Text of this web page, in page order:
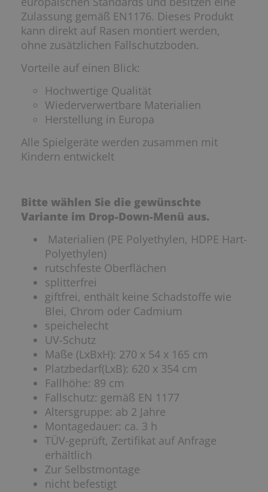
Zulassung gemäß EN1176. Dieses Produkt
kann direkt auf Rasen montiert werden,
ohne zusätzlichen Fallschutzboden.
Vorteile auf einen Blick:
Hochwertige Qualität
Wiederverwertbare Materialien
Herstellung in Europa
Alle Spielgeräte werden zusammen mit
Kindern entwickelt
Bitte wählen Sie die gewünschte
Variante im Drop-Down-Menü aus.
Materialien (PE Polyethylen, HDPE Hart-
Polyethylen)
rutschfeste Oberflächen
splitterfrei
giftfrei, enthält keine Schadstoffe wie
Blei, Chrom oder Cadmium
speichelecht
UV-Schutz
Maße (LxBxH): 270 x 54 x 165 cm
Platzbedarf(LxB): 620 x 354 cm
Fallhöhe: 89 cm
Fallschutz: gemäß EN 1177
Altersgruppe: ab 2 Jahre
Montagedauer: ca. 3 h
TÜV-geprüft, Zertifikat auf Anfrage
erhältlich
Zur Selbstmontage
nicht befestigt